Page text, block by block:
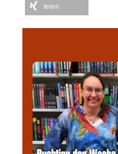
teilen